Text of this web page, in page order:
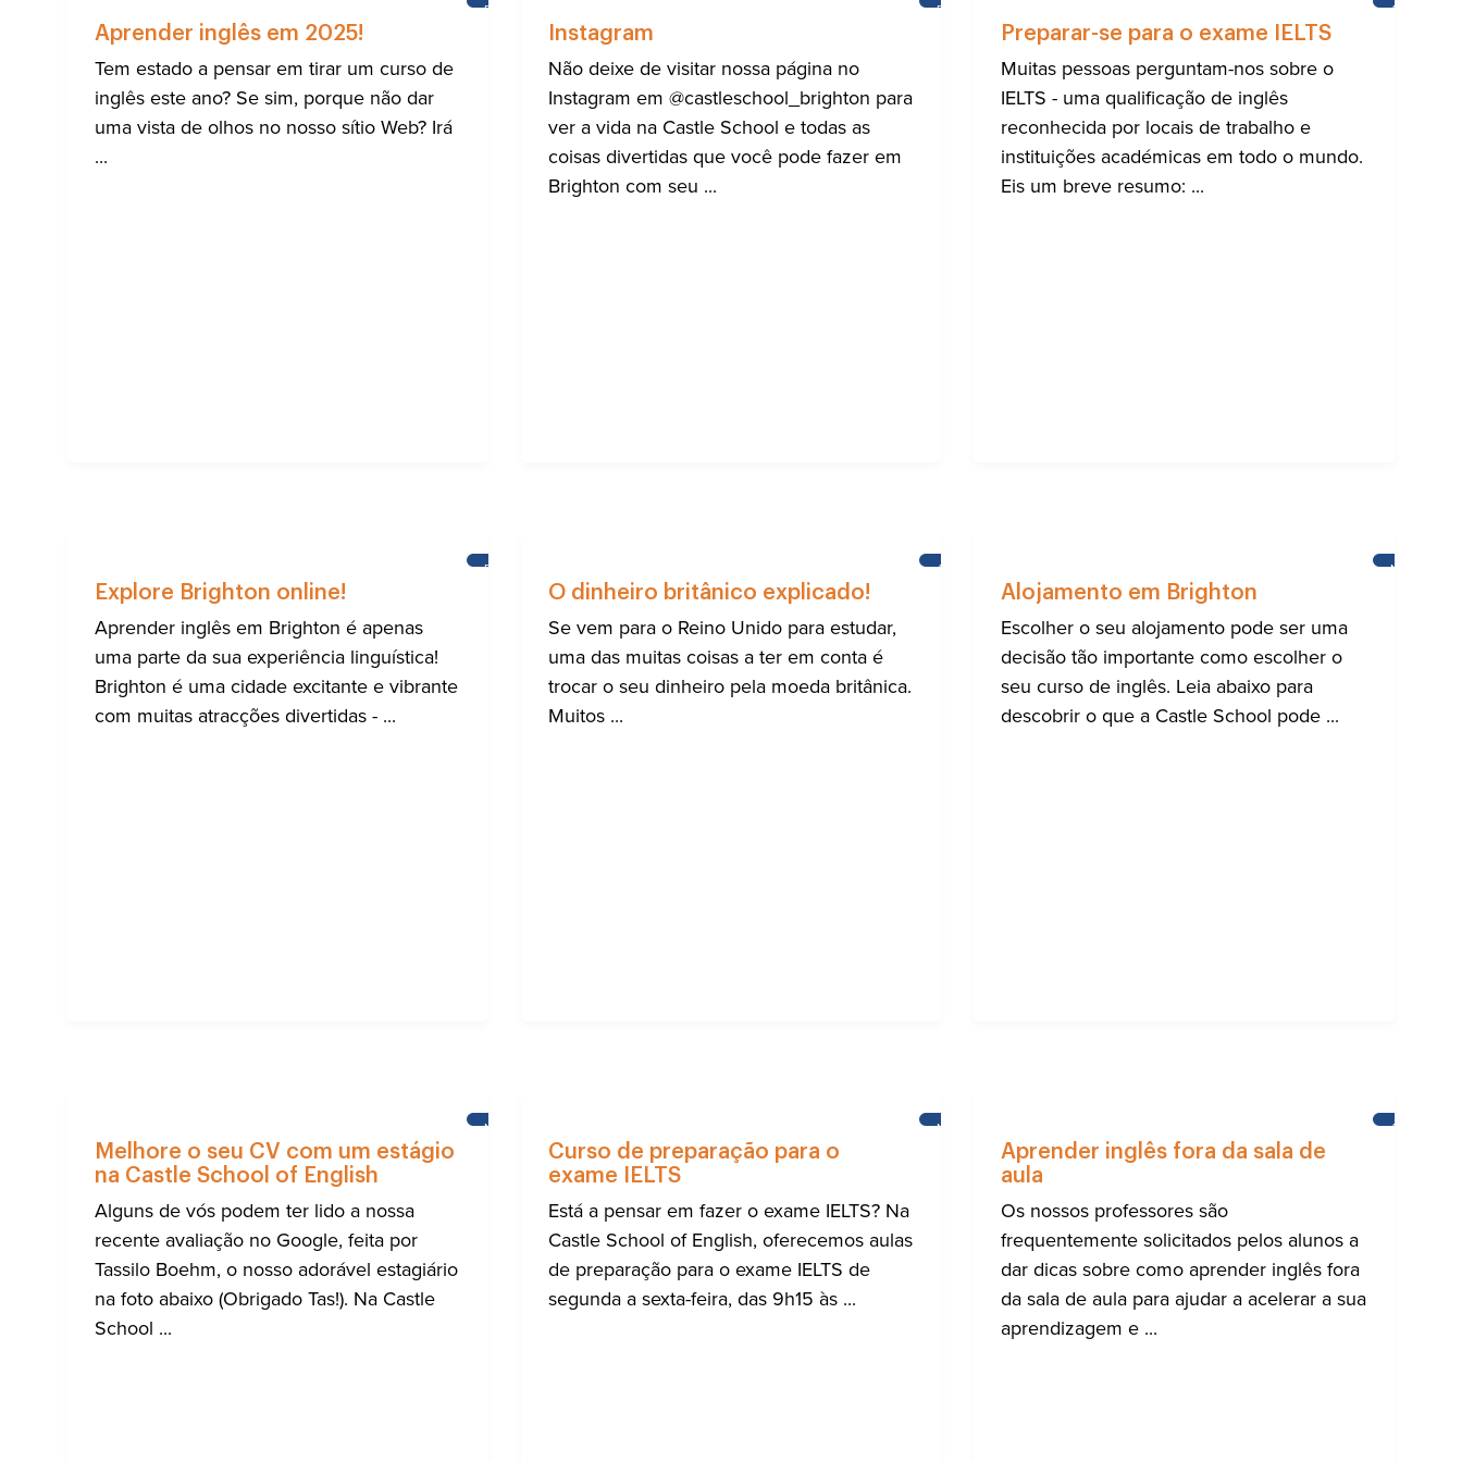
ESCOLA
Aprender inglês em 2025!
Tem estado a pensar em tirar um curso de
inglês este ano? Se sim, porque não dar
uma vista de olhos no nosso sítio Web? Irá
...
BRIGHTON
Instagram
Não deixe de visitar nossa página no
Instagram em @castleschool_brighton para
ver a vida na Castle School e todas as
coisas divertidas que você pode fazer em
Brighton com seu ...
APRENDER
Preparar-se para o exame IELTS
Muitas pessoas perguntam-nos sobre o
IELTS - uma qualificação de inglês
reconhecida por locais de trabalho e
instituições académicas em todo o mundo.
Eis um breve resumo: ...
BRIGHTON
Explore Brighton online!
Aprender inglês em Brighton é apenas
uma parte da sua experiência linguística!
Brighton é uma cidade excitante e vibrante
com muitas atracções divertidas - ...
AJUDA
COMUNIDADE
INTERNACIONAL
O dinheiro britânico explicado!
Se vem para o Reino Unido para estudar,
uma das muitas coisas a ter em conta é
trocar o seu dinheiro pela moeda britânica.
Muitos ...
NOTÍCIAS
Alojamento em Brighton
Escolher o seu alojamento pode ser uma
decisão tão importante como escolher o
seu curso de inglês. Leia abaixo para
descobrir o que a Castle School pode ...
NOTÍCIAS
Melhore o seu CV com um estágio
na Castle School of English
Alguns de vós podem ter lido a nossa
recente avaliação no Google, feita por
Tassilo Boehm, o nosso adorável estagiário
na foto abaixo (Obrigado Tas!). Na Castle
School ...
NOTÍCIAS
Curso de preparação para o
exame IELTS
Está a pensar em fazer o exame IELTS? Na
Castle School of English, oferecemos aulas
de preparação para o exame IELTS de
segunda a sexta-feira, das 9h15 às ...
APRENDER
Aprender inglês fora da sala de
aula
Os nossos professores são
frequentemente solicitados pelos alunos a
dar dicas sobre como aprender inglês fora
da sala de aula para ajudar a acelerar a sua
aprendizagem e ...